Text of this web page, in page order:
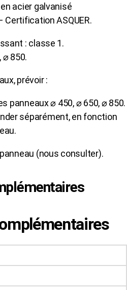
acier galvanisé
Certification ASQUER.
: classe 1.
⌀ 850.
prévoir :
panneaux ⌀ 450, ⌀ 650, ⌀ 850.
séparément, en fonction
(nous consulter).